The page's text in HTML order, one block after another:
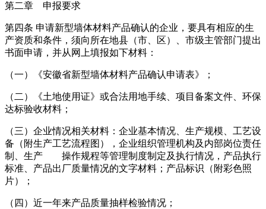
第二章 申报要求
第四条 申请新型墙体材料产品确认的企业，要具有相应的生
产资质和条件，须向所在地县（市、区）、市级主管部门提出
书面申请，并从网上填报如下材料：
（一）《安徽省新型墙体材料产品确认申请表》；
（二）《土地使用证》或合法用地手续、项目备案文件、环保
达标验收材料；
（三）企业情况相关材料：企业基本情况、生产规模、工艺设
备（附生产工艺流程图），企业组织管理机构及内部岗位责任
制、生产 操作规程等管理制度制定及执行情况，产品执行
标准、产品出厂质量情况的文字材料；产品标识（附彩色照
片）；
（四）近一年来产品质量抽样检验情况；